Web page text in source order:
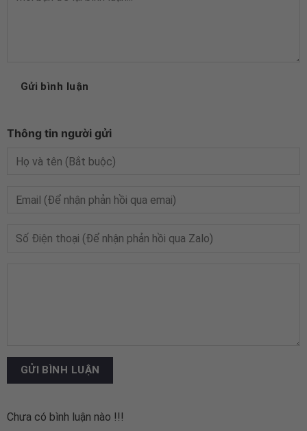
Gửi bình luận
Thông tin người gửi
Chưa có bình luận nào !!!